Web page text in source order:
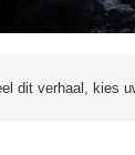
dit verhaal, kies